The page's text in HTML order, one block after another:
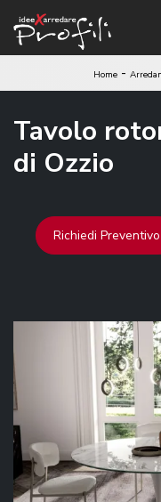
Home -
Tavolo
di Ozzio
Richiedi Preventivo